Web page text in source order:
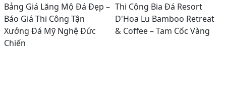
Bảng Giá Lăng Mộ Đá Đẹp –
Báo Giá Thi Công Tận
Xưởng Đá Mỹ Nghệ Đức
Chiến
Thi Công Bia Đá Resort
D'Hoa Lu Bamboo Retreat
& Coffee – Tam Cốc Vàng